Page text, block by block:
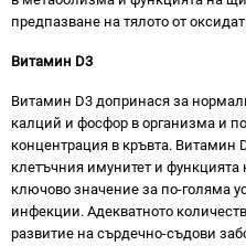
предпазване на тялото от
Витамин D3
Витамин D3 допринася за
калций и фосфор в организма и
концентрация в кръвта. Витамин
клетъчния имунитет и функцията
ключово значение за по-голяма
инфекции. Адекватното
развитие на сърдечно-съдови